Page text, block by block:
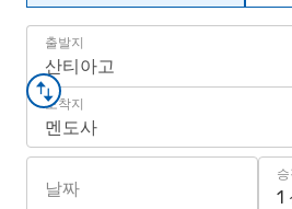
출발지
산티아고
도착지
멘도사
날짜
승
1